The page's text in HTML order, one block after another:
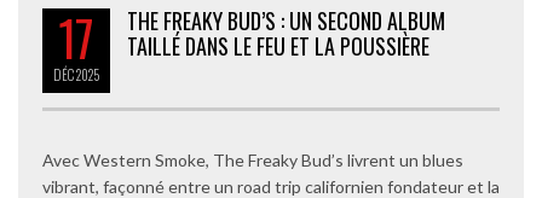
17
DÉC2025
THE FREAKY BUD’S : UN SECOND ALBUM
TAILLÉ DANS LE FEU ET LA POUSSIÈRE
Avec Western Smoke, The Freaky Bud’s livrent un blues
vibrant, façonné entre un road trip californien fondateur et la